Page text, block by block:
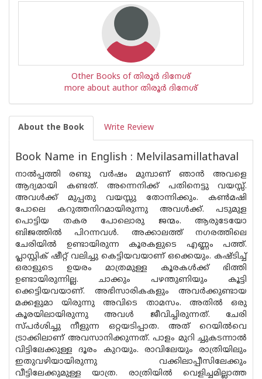
Other Books of തിരൂര്‍ ദിനേശ്
more about author തിരൂര്‍ ദിനേശ്
About the Book Write Review
Book Name in English : Melvilasamillathaval
നാൽപ്പത്തി രണ്ടു വർഷം മുമ്പാണ് ഞാൻ അവളെ
ആദ്യമായി കണ്ടത്. അന്നെനിക്ക് പതിനെട്ടു വയസ്സ്.
അവൾക്ക് മുപ്പതു വയസ്സു തോന്നിക്കും. കൺമഷി
പോലെ കറുത്തനിറമായിരുന്നു അവൾക്ക്. പടുമുള
പൊട്ടിയ തകര പോലൊരു ജന്മം. ആരുടേയോ
ബിജത്തിൽ പിറന്നവൾ. അക്കാലത്ത് നഗരത്തിലെ
ചേരിയിൽ ഉണ്ടായിരുന്ന കൂരകളുടെ എണ്ണം പത്ത്.
പ്ലാസ്റ്റിക് ഷീറ്റ് വലിച്ചു കെട്ടിയവയാണ് ഒക്കെയും. കഷ്ടിച്ച്
ഒരാളുടെ ഉയരം മാത്രമുള്ള കൂരകൾക്ക് ഭിത്തി
ഉണ്ടായിരുന്നില്ല. ചാക്കും പഴന്തുണിയും കൂട്ടി
ക്കെട്ടിയവയാണ്. അഭിസാരികകളും അവർക്കുണ്ടായ
മക്കളുമാ യിരുന്നു അവിടെ താമസം. അതിൽ ഒരു
കൂരയിലായിരുന്നു അവൾ ജീവിച്ചിരുന്നത്. ചേരി
സ്പർശിച്ചു നീളുന്ന ഒറ്റയടിപ്പാത. അത് റെയിൽവെ
ട്രാക്കിലാണ് അവസാനിക്കുന്നത്. പാളം മുറി ച്ചുകടന്നാൽ
വിട്ടിലേക്കുള്ള ദൂരം കുറയും. രാവിലേയും രാത്രിയിലും
ഇതുവഴിയായിരുന്നു വക്കിലാപ്പീസിലേക്കും
വീട്ടിലേക്കുമുള്ള യാത്ര. രാത്രിയിൽ വെളിച്ചമില്ലാത്ത